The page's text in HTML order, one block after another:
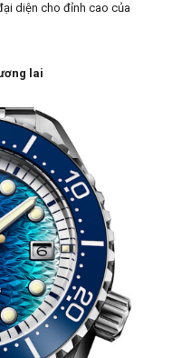
diện cho đỉnh cao của
lai